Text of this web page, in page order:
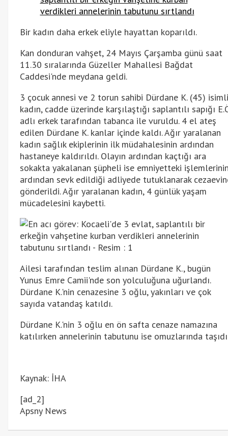
Bir kadın daha erkek eliyle hayattan koparıldı.
Kan donduran vahşet, 24 Mayıs Çarşamba günü saat
11.30 sıralarında Güzeller Mahallesi Bağdat
Caddesi'nde meydana geldi.
3 çocuk annesi ve 2 torun sahibi Dürdane K. (45) isimli
kadın, cadde üzerinde karşılaştığı saplantılı sapığı
adlı erkek tarafından tabanca ile vuruldu. 4 el ateş
edilen Dürdane K. kanlar içinde kaldı. Ağır yaralanan
kadın sağlık ekiplerinin ilk müdahalesinin ardından
hastaneye kaldırıldı. Olayın ardından kaçtığı ara
sokakta yakalanan şüpheli ise emniyetteki
ardından sevk edildiği adliyede tutuklanarak
gönderildi. Ağır yaralanan kadın, 4 günlük yaşam
mücadelesini kaybetti.
Ailesi tarafından teslim alınan Dürdane K., bugün
Yunus Emre Camii'nde son yolculuğuna uğurlandı.
Dürdane K.'nin cenazesine 3 oğlu, yakınları ve çok
sayıda vatandaş katıldı.
Dürdane K.'nin 3 oğlu en ön safta cenaze namazına
katılırken annelerinin tabutunu ise omuzlarında
Kaynak: İHA
[ad_2]
Apsny News